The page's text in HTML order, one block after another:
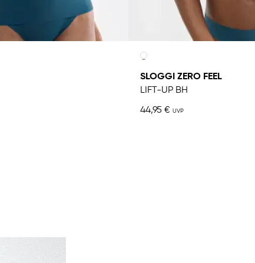
SLOGGI ZERO FEEL
LIFT-UP BH
44,95 €